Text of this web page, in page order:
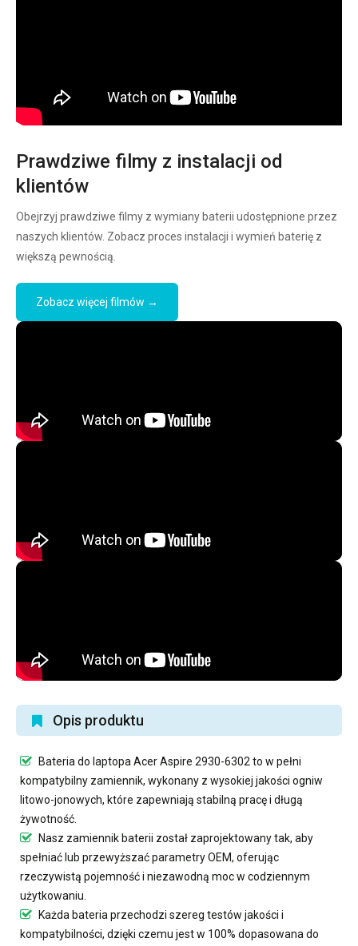
Prawdziwe filmy z instalacji od
klientów
Obejrzyj prawdziwe filmy z wymiany baterii udostępnione przez
naszych klientów. Zobacz proces instalacji i wymień baterię z
większą pewnością.
Zobacz więcej filmów →
Opis produktu
Bateria do laptopa Acer Aspire 2930-6302 to w pełni
kompatybilny zamiennik, wykonany z wysokiej jakości ogniw
litowo-jonowych, które zapewniają stabilną pracę i długą
żywotność.
Nasz zamiennik baterii został zaprojektowany tak, aby
spełniać lub przewyższać parametry OEM, oferując
rzeczywistą pojemność i niezawodną moc w codziennym
użytkowaniu.
Każda bateria przechodzi szereg testów jakości i
kompatybilności, dzięki czemu jest w 100% dopasowana do